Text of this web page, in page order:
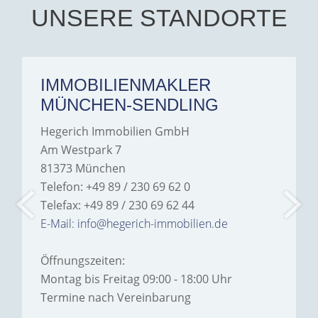
Hegerich Immobilien to
anyone looking for a home.
UNSERE STANDORTE
IMMOBILIENMAKLER
MÜNCHEN-SENDLING
Hegerich Immobilien GmbH
Am Westpark 7
81373 München
Telefon: +49 89 / 230 69 62 0
Telefax: +49 89 / 230 69 62 44
E-Mail: info@hegerich-immobilien.de
Öffnungszeiten:
Montag bis Freitag 09:00 - 18:00 Uhr
Termine nach Vereinbarung